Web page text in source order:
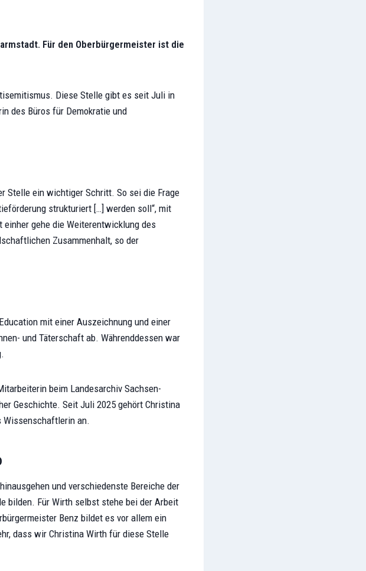
Für den Oberbürgermeister ist die
Diese Stelle gibt es seit Juli in
des Büros für Demokratie und
Stelle ein wichtiger Schritt. So sei die Frage
strukturiert […] werden soll“, mit
einher gehe die Weiterentwicklung des
Zusammenhalt, so der
mit einer Auszeichnung und einer
und Täterschaft ab. Währenddessen war
beim Landesarchiv Sachsen-
Geschichte. Seit Juli 2025 gehört Christina
Wissenschaftlerin an.
und verschiedenste Bereiche der
bilden. Für Wirth selbst stehe bei der Arbeit
Benz bildet es vor allem ein
dass wir Christina Wirth für diese Stelle